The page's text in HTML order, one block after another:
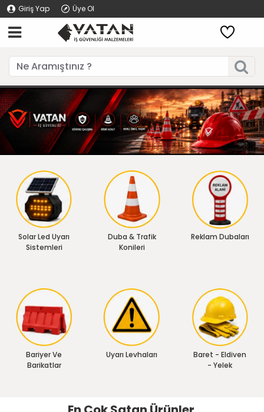
Giriş Yap Üye Ol
Solar Led Uyarı
Sistemleri
Duba & Trafik
Konileri
Reklam Dubaları
Bariyer Ve
Barikatlar
Uyarı Levhaları
Baret - Eldiven
- Yelek